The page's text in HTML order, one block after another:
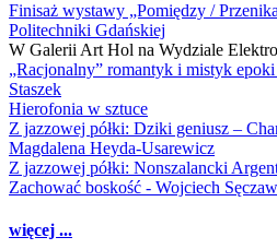
Finisaż wystawy „Pomiędzy /
Politechniki Gdańskiej
W Galerii Art Hol na Wydziale
„Racjonalny” romantyk i mistyk
Staszek
Hierofonia w sztuce
Z jazzowej półki: Dziki geniusz –
Magdalena Heyda-Usarewicz
Z jazzowej półki: Nonszalancki
Zachować boskość - Wojciech
więcej ...